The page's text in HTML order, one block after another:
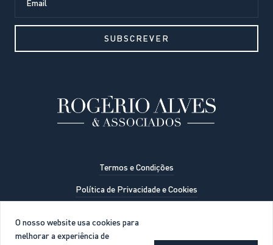
Termos e Condições
Política de Privacidade e Cookies
DESIGN BY EFFECTSDESIGN
O nosso website usa cookies para
melhorar a experiência de